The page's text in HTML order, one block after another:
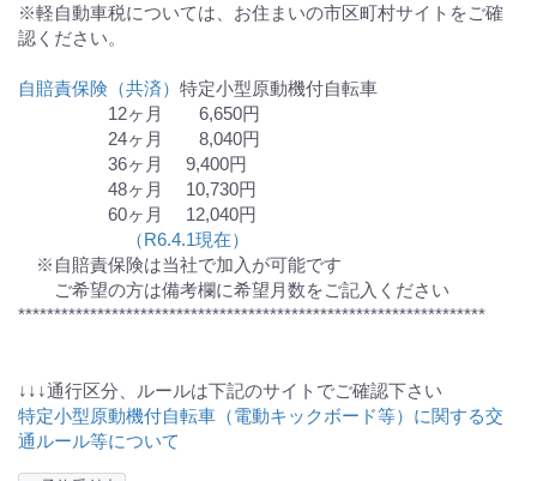
※軽自動車税については、お住まいの市区町村サイトをご確
認ください。
自賠責保険（共済） 特定小型原動機付自転車
12ヶ月 6,650円
24ヶ月 8,040円
36ヶ月 9,400円
48ヶ月 10,730円
60ヶ月 12,040円
（R6.4.1現在）
※自賠責保険は当社で加入が可能です
ご希望の方は備考欄に希望月数をご記入ください
*****************************************************************
↓↓↓通行区分、ルールは下記のサイトでご確認下さい
特定小型原動機付自転車（電動キックボード等）に関する交
通ルール等について